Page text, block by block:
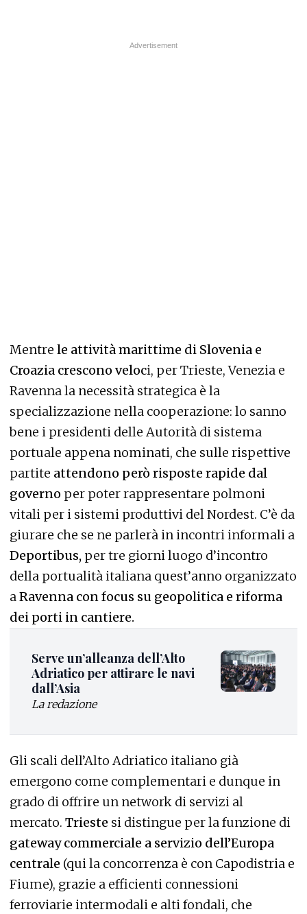
Mentre le attività marittime di Slovenia e
Croazia crescono veloci, per Trieste, Venezia e
Ravenna la necessità strategica è la
specializzazione nella cooperazione: lo sanno
bene i presidenti delle Autorità di sistema
portuale appena nominati, che sulle rispettive
partite attendono però risposte rapide dal
governo per poter rappresentare polmoni
vitali per i sistemi produttivi del Nordest. C’è da
giurare che se ne parlerà in incontri informali a
Deportibus, per tre giorni luogo d’incontro
della portualità italiana quest’anno organizzato
aRavenna con focus su geopolitica e riforma
dei porti in cantiere.
Serve un’alleanza dell’Alto
Adriatico per attirare le navi
dall’Asia
La redazione
Gli scali dell’Alto Adriatico italiano già
emergono come complementari e dunque in
grado di offrire un network di servizi al
mercato. Trieste si distingue per la funzione di
gateway commerciale a servizio dell’Europa
centrale (qui la concorrenza è con Capodistria e
Fiume), grazie a efficienti connessioni
ferroviarie intermodali e alti fondali, che